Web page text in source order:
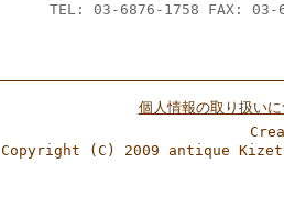
TEL: 03-6876-1758 FAX: 03-
個人情報の取り扱い
Copyright (C) 2009 antique